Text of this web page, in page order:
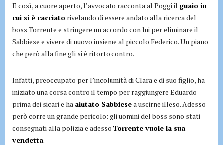
E così, a cuore aperto, l’avvocato racconta al Poggi il guaio in
cui si è cacciato rivelando di essere andato alla ricerca del
boss Torrente e stringere un accordo con lui per eliminare il
Sabbiese e vivere di nuovo insieme al piccolo Federico. Un piano
che però alla fine gli si è ritorto contro.
Infatti, preoccupato per l’incolumità di Clara e di suo figlio, ha
iniziato una corsa contro il tempo per raggiungere Eduardo
prima dei sicari e ha aiutato Sabbiesea uscirne illeso. Adesso
però corre un grande pericolo: gli uomini del boss sono stati
consegnati alla polizia e adesso Torrente vuole la sua
vendetta.